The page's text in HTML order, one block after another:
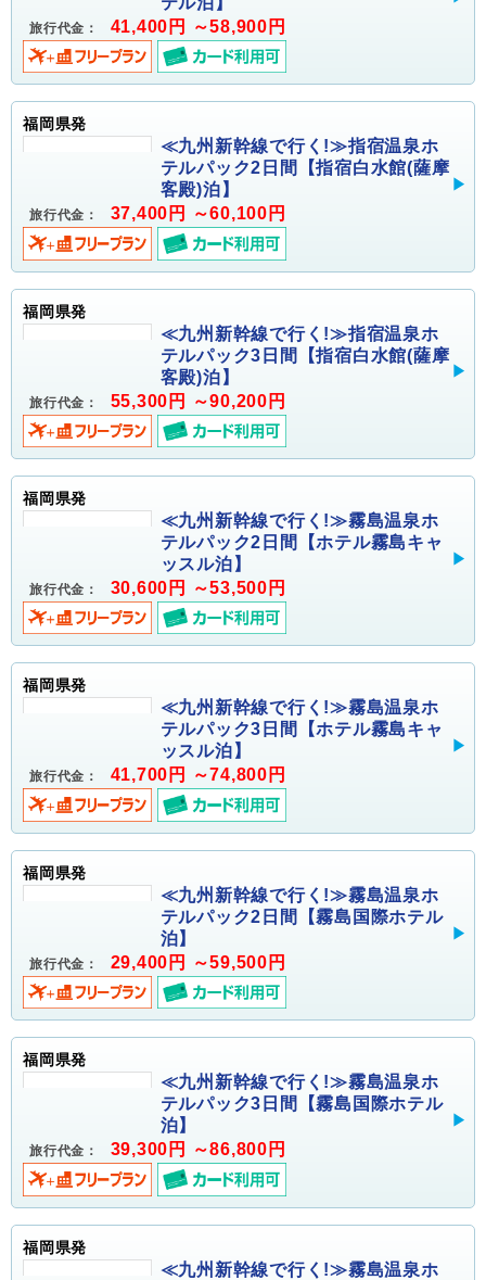
旅行代金： 41,400円 ～58,900円
福岡県発
≪九州新幹線で行く!≫指宿温泉ホ
テルパック2日間【指宿白水館(薩摩
客殿)泊】
旅行代金： 37,400円 ～60,100円
福岡県発
≪九州新幹線で行く!≫指宿温泉ホ
テルパック3日間【指宿白水館(薩摩
客殿)泊】
旅行代金： 55,300円 ～90,200円
福岡県発
≪九州新幹線で行く!≫霧島温泉ホ
テルパック2日間【ホテル霧島キャ
ッスル泊】
旅行代金： 30,600円 ～53,500円
福岡県発
≪九州新幹線で行く!≫霧島温泉ホ
テルパック3日間【ホテル霧島キャ
ッスル泊】
旅行代金： 41,700円 ～74,800円
福岡県発
≪九州新幹線で行く!≫霧島温泉ホ
テルパック2日間【霧島国際ホテル
泊】
旅行代金： 29,400円 ～59,500円
福岡県発
≪九州新幹線で行く!≫霧島温泉ホ
テルパック3日間【霧島国際ホテル
泊】
旅行代金： 39,300円 ～86,800円
福岡県発
≪九州新幹線で行く!≫霧島温泉ホ